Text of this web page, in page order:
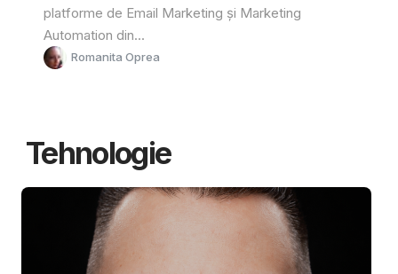
platforme de Email Marketing și Marketing
Automation din...
Romanita Oprea
Tehnologie